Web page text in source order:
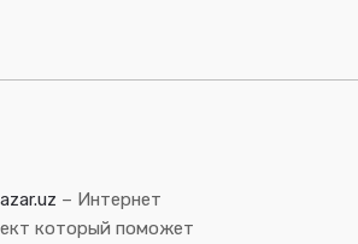
– Интернет
который поможет